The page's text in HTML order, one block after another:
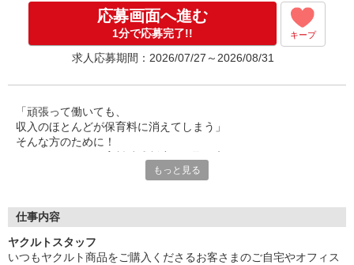
平均月収130,000円
◆商品買取りなし！働いた分はしっかり稼げます
収入保障期間：5か月
応募画面へ進む
1分で応募完了!! キープ
求人応募期間：2026/07/27～2026/08/31
「頑張って働いても、
収入のほとんどが保育料に消えてしまう」
そんな方のために！
一般の保育園に子どもを預けている方をバックアップ◎
◆急なお休みにもスタッフ同士で快くフォロー
もっと見る
仕事内容
ヤクルトスタッフ
いつもヤクルト商品をご購入くださるお客さまのご自宅やオフィス